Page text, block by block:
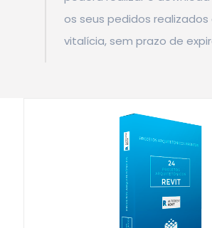
os seus pedidos
vitalícia, sem prazo de